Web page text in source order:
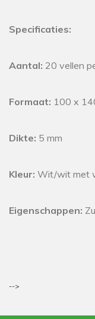
Specificaties:
Aantal: 20 vellen
Formaat: 100 x
Dikte: 5 mm
Kleur: Wit/wit met
Eigenschappen:
-->